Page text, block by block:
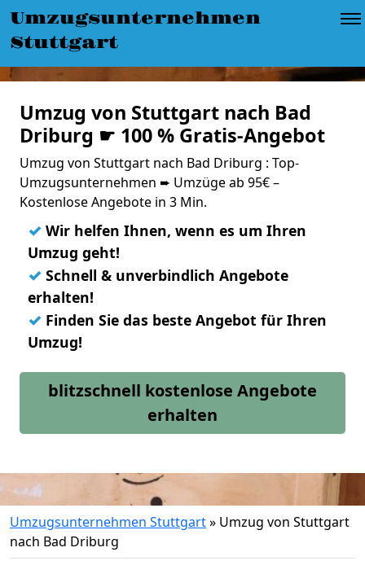
Umzugsunternehmen
Stuttgart
Umzug von Stuttgart nach Bad
Driburg ☛ 100 % Gratis-Angebot
Umzug von Stuttgart nach Bad Driburg : Top-
Umzugsunternehmen ➨ Umzüge ab 95€ –
Kostenlose Angebote in 3 Min.
✓ Wir helfen Ihnen, wenn es um Ihren
Umzug geht!
✓ Schnell & unverbindlich Angebote
erhalten!
✓ Finden Sie das beste Angebot für Ihren
Umzug!
blitzschnell kostenlose Angebote
erhalten
Umzugsunternehmen Stuttgart» Umzug von Stuttgart
nach Bad Driburg